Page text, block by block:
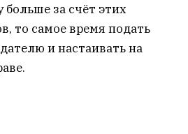
больше за счёт этих
то самое время подать
и настаивать на